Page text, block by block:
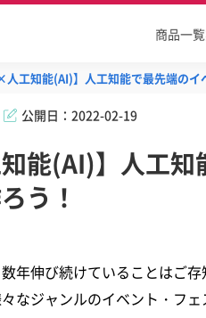
商品一覧
人工知能(AI)】人工知能で最先端のイ
公開日：2022-02-19
能(AI)】人工
う！
年伸び続けていることはご
なジャンルのイベント・フ